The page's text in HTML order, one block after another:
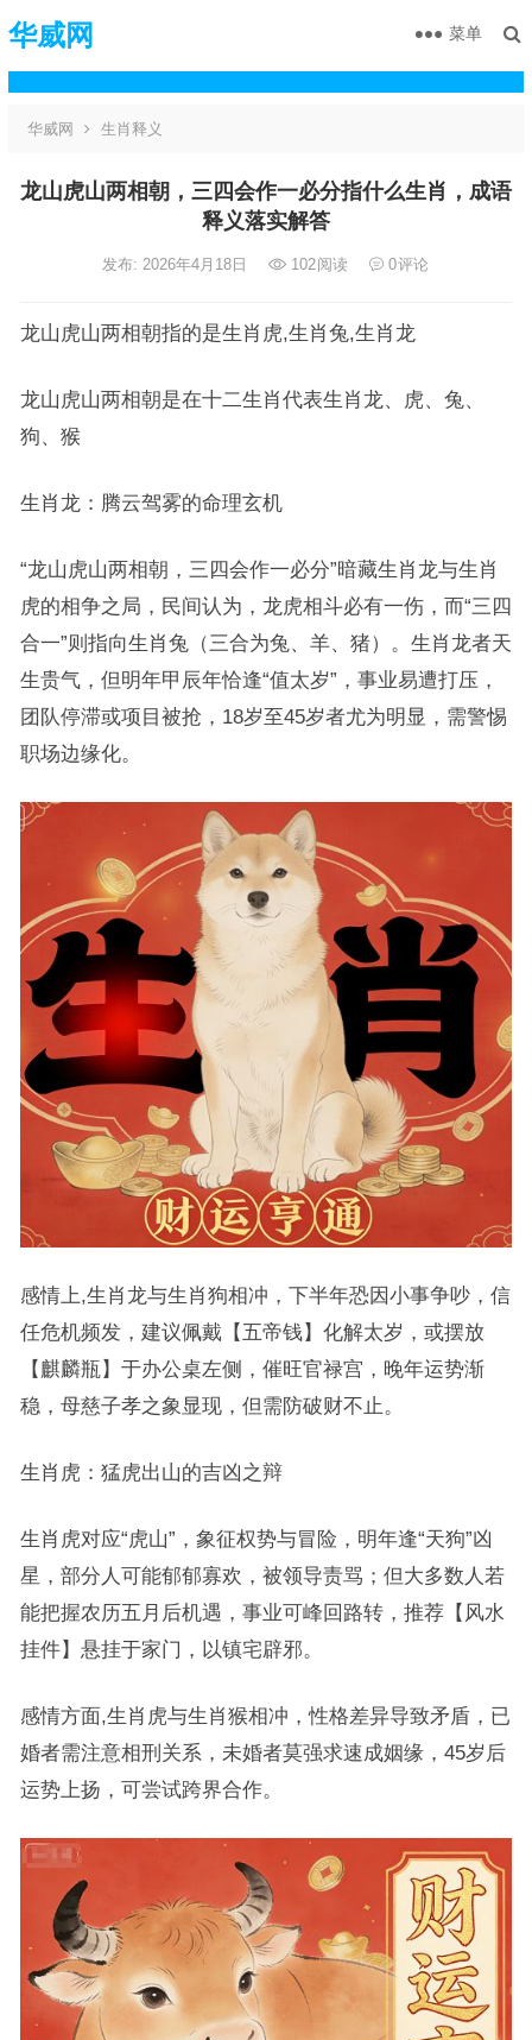
华威网 菜单
华威网 生肖释义
龙山虎山两相朝，三四会作一必分指什么生肖，成语
释义落实解答
发布: 2026年4月18日 102阅读 0评论
龙山虎山两相朝指的是生肖虎,生肖兔,生肖龙
龙山虎山两相朝是在十二生肖代表生肖龙、虎、兔、
狗、猴
生肖龙：腾云驾雾的命理玄机
“龙山虎山两相朝，三四会作一必分”暗藏生肖龙与生肖
虎的相争之局，民间认为，龙虎相斗必有一伤，而“三四
合一”则指向生肖兔（三合为兔、羊、猪）。生肖龙者天
生贵气，但明年甲辰年恰逢“值太岁”，事业易遭打压，
团队停滞或项目被抢，18岁至45岁者尤为明显，需警惕
职场边缘化。
感情上,生肖龙与生肖狗相冲，下半年恐因小事争吵，信
任危机频发，建议佩戴【五帝钱】化解太岁，或摆放
【麒麟瓶】于办公桌左侧，催旺官禄宫，晚年运势渐
稳，母慈子孝之象显现，但需防破财不止。
生肖虎：猛虎出山的吉凶之辩
生肖虎对应“虎山”，象征权势与冒险，明年逢“天狗”凶
星，部分人可能郁郁寡欢，被领导责骂；但大多数人若
能把握农历五月后机遇，事业可峰回路转，推荐【风水
挂件】悬挂于家门，以镇宅辟邪。
感情方面,生肖虎与生肖猴相冲，性格差异导致矛盾，已
婚者需注意相刑关系，未婚者莫强求速成姻缘，45岁后
运势上扬，可尝试跨界合作。